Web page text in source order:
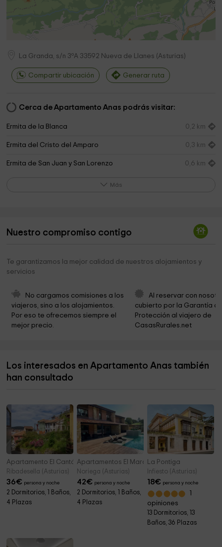
La Granda, s/n 3ºA 33592 Nueva de Llanes (Asturias)
Compartir ubicación Generar ruta
Cerca de Apartamento Anas podrás visitar:
Ermita de la Blanca 0,2 km
Ermita del Cristo del Amparo 0,3 km
Ermita de San Juan y San Lorenzo 0,6 km
Ermita de Nuestra Señora del Henar
Ermita de Santa Rita 1,6 km
Tejo Hontoria
Iglesia de San Miguel
Ermita de la Encarnación
Ermita de la Salud 2,4 km
Ermita de San Ramón 2,8 km
Más
Nuestro compromiso contigo
Te garantizamos la mejor calidad de nuestros alojamientos y
servicios
No cargamos comisiones a los
viajeros, sino a los alojamientos.
Por eso te ofrecemos siempre el
mejor precio.
Al reservar con
cubierto por la Garantía
Protección al viajero de
CasasRurales.net
Los interesados en Apartamento Anas también
han consultado
Apartamento El Cantábrico
Ribadesella (Asturias)
36€ persona y noche
2 Dormitorios, 1 Baños,
4 Plazas
Apartamentos El Marquesau 2
Noriega (Asturias)
42€ persona y noche
2 Dormitorios, 1 Baños,
4 Plazas
La Pontiga
Infiesto (Asturias)
18€ persona y noche
opiniones
13 Dormitorios, 13
Baños, 36 Plazas